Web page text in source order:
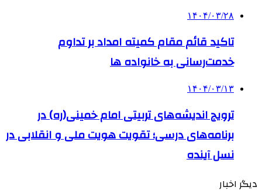
۱۴۰۴/۰۳/۲۸
تاکید قائم مقام کمیته امداد بر تداوم
خدمت‌رسانی به خانواده‌ ها
۱۴۰۴/۰۳/۱۳
ترویج اندیشه‌های تربیتی امام خمینی(ره) در
برنامه‌های درسی؛ تقویت هویت ملی و انقلابی در
نسل آینده
دیگر اخبار